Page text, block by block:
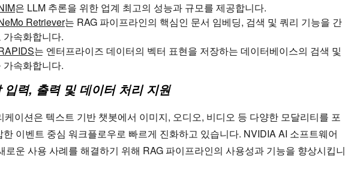
은 LLM 추론을 위한 업계 최고의 성능과 규모를 제공합니다.
Retriever는 RAG 파이프라인의 핵심인 문서 임베딩, 검색 및 쿼리 기능을 간
가속화합니다.
는 엔터프라이즈 데이터의 벡터 표현을 저장하는 데이터베이스의 검색 및
가속화합니다.
입력, 출력 및 데이터 처리 지원
케이션은 텍스트 기반 챗봇에서 이미지, 오디오, 비디오 등 다양한 모달리티를 포
한 이벤트 중심 워크플로우로 빠르게 진화하고 있습니다. NVIDIA AI 소프트웨어
로운 사용 사례를 해결하기 위해 RAG 파이프라인의 사용성과 기능을 향상시킵니